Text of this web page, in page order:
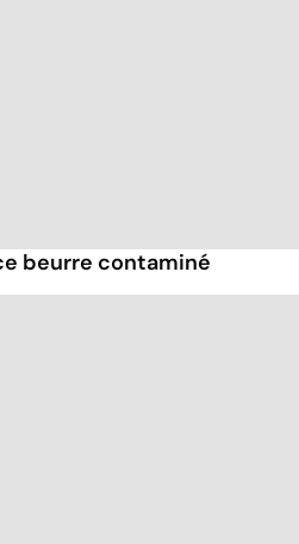
beurre contaminé